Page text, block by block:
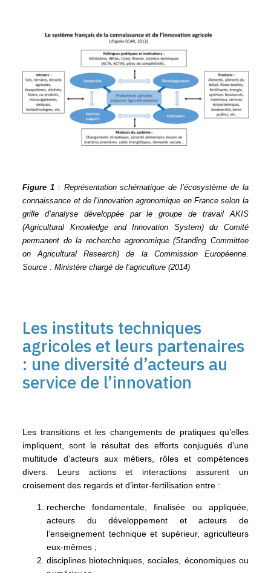
Figure 1 : Représentation schématique de l’écosystème de la
connaissance et de l’innovation agronomique en France selon la
grille d’analyse développée par le groupe de travail AKIS
(Agricultural Knowledge and Innovation System) du Comité
permanent de la recherche agronomique (Standing Committee
on Agricultural Research) de la Commission Européenne.
Source : Ministère chargé de l’agriculture (2014)
Les instituts techniques
agricoles et leurs partenaires
: une diversité d’acteurs au
service de l’innovation
Les transitions et les changements de pratiques qu’elles
impliquent, sont le résultat des efforts conjugués d’une
multitude d’acteurs aux métiers, rôles et compétences
divers. Leurs actions et interactions assurent un
croisement des regards et d’inter-fertilisation entre :
recherche fondamentale, finalisée ou appliquée,
acteurs du développement et acteurs de
l’enseignement technique et supérieur, agriculteurs
eux-mêmes ;
disciplines biotechniques, sociales, économiques ou